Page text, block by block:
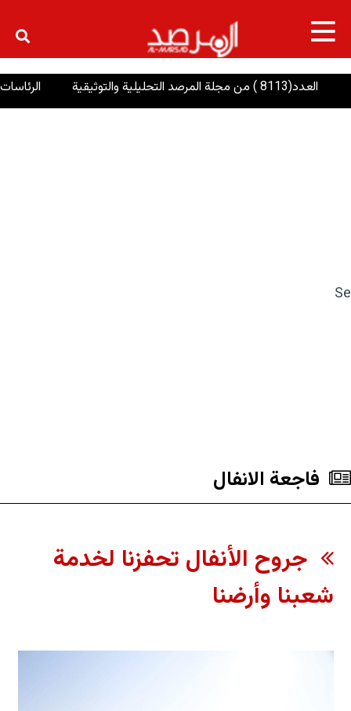
× الرئاسات: إنصاف
فاجعة الانفال
جروح الأنفال تحفزنا لخدمة
شعبنا وأرضنا